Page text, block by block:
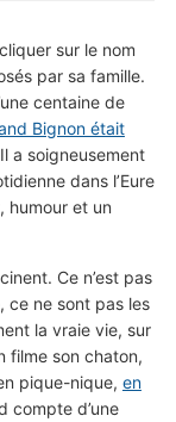
sur le nom
par sa famille.
centaine de
Bignon était
a soigneusement
dans l’Eure
humour et un
Ce n’est pas
ce ne sont pas les
la vraie vie, sur
filme son chaton,
pique-nique, en
compte d’une